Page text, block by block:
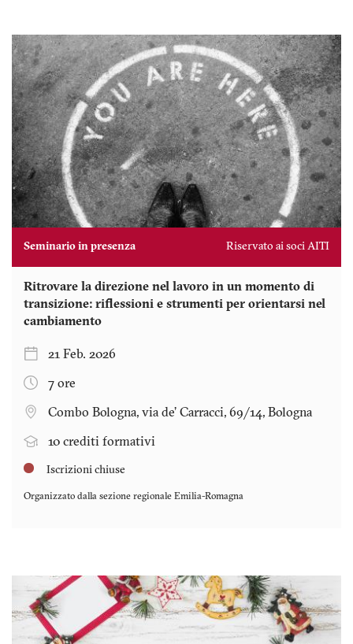
Seminario in presenza Riservato ai soci AITI
Ritrovare la direzione nel lavoro in un momento di
transizione: riflessioni e strumenti per orientarsi nel
cambiamento
21 Feb. 2026
7 ore
Combo Bologna, via de’ Carracci, 69/14, Bologna
10 crediti formativi
Iscrizioni chiuse
Organizzato dalla sezione regionale Emilia-Romagna